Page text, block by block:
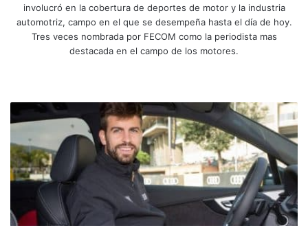
involucró en la cobertura de deportes de motor y la industria
automotriz, campo en el que se desempeña hasta el día de hoy.
Tres veces nombrada por FECOM como la periodista mas
destacada en el campo de los motores.
garaje
Gerard
Piqué:
las
de
su